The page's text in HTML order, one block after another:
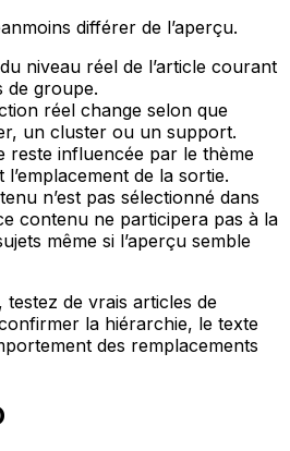
différer de l’aperçu.
niveau réel de l’article courant
de groupe.
réel change selon que
un cluster ou un support.
reste influencée par le thème
de la sortie.
n’est pas sélectionné dans
contenu ne participera pas à la
même si l’aperçu semble
testez de vrais articles de
la hiérarchie, le texte
des remplacements